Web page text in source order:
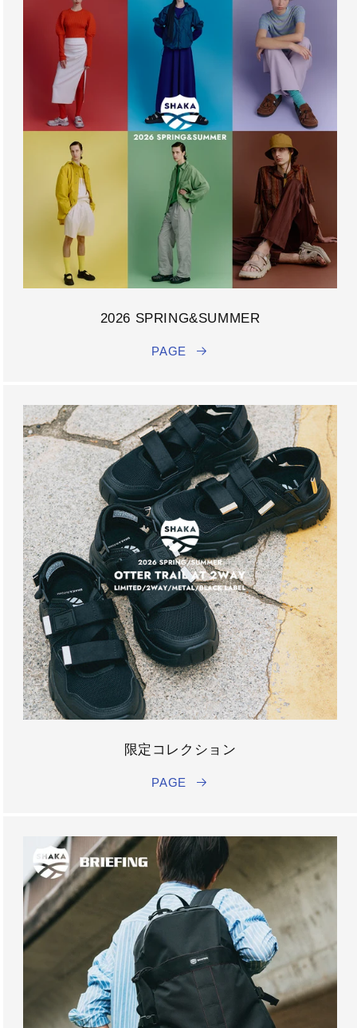
2026 SPRING&SUMMER
PAGE
限定コレクション
PAGE